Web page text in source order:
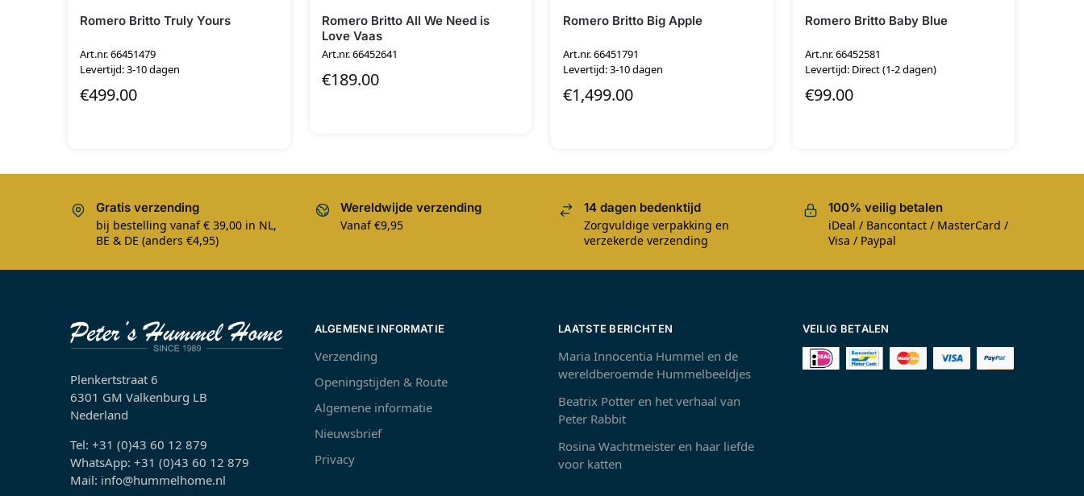
Romero Britto Truly Yours
Art.nr. 66451479
Levertijd: 3-10 dagen
€499.00
Romero Britto All We Need is
Love Vaas
Art.nr. 66452641
€189.00
Romero Britto Big Apple
Art.nr. 66451791
Levertijd: 3-10 dagen
€1,499.00
Romero Britto Baby Blue
Art.nr. 66452581
Levertijd: Direct (1-2 dagen)
€99.00
Gratis verzending
bij bestelling vanaf € 39,00 in NL,
BE & DE (anders €4,95)
Wereldwijde verzending
Vanaf €9,95
14 dagen bedenktijd
Zorgvuldige verpakking en
verzekerde verzending
100% veilig betalen
iDeal / Bancontact / MasterCard /
Visa / Paypal
Plenkertstraat 6
6301 GM Valkenburg LB
Nederland
Tel: +31 (0)43 60 12 879
WhatsApp: +31 (0)43 60 12 879
Mail: info@hummelhome.nl
ALGEMENE INFORMATIE
Verzending
Openingstijden & Route
Algemene informatie
Nieuwsbrief
Privacy
LAATSTE BERICHTEN
Maria Innocentia Hummel en de
wereldberoemde Hummelbeeldjes
Beatrix Potter en het verhaal van
Peter Rabbit
Rosina Wachtmeister en haar liefde
voor katten
VEILIG BETALEN